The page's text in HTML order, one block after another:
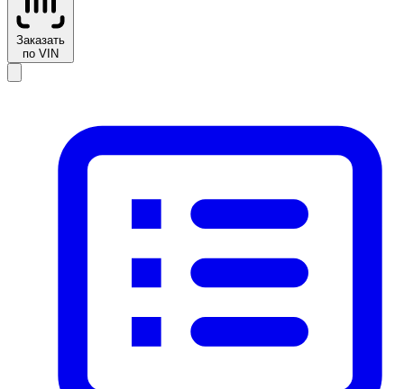
Заказать
по VIN